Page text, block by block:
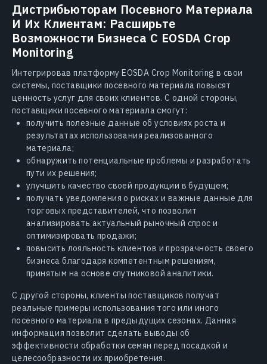
Дистрибьюторам Посевного Материала
И Их Клиентам: Расширьте
Возможности Бизнеса С EOSDA Crop
Monitoring
Интегрировав платформу EOSDA Crop Monitoring в свои
системы, поставщики посевного материала повысят
ценность услуг для своих клиентов. С одной стороны,
поставщики посевного материала смогут:
получить полезные данные об условиях роста и
результатах использования реализованного
материала;
обнаружить потенциальные проблемы и разработать
пути их решения;
улучшить качество своей продукции в будущем;
получать уведомления о рисках и важные данные для
торговых представителей, что позволит
анализировать актуальный рыночный спрос и
оптимизировать продажи;
повысить лояльность клиентов и прозрачность своего
бизнеса благодаря компетентным решениям,
принятым на основе спутниковой аналитики.
С другой стороны, клиенты поставщиков получат
реальные примеры использования того или иного
посевного материала в предыдущих сезонах. Данная
информация позволит сделать выводы об
эффективности обработки семян перед посадкой и
целесообразности их приобретения.